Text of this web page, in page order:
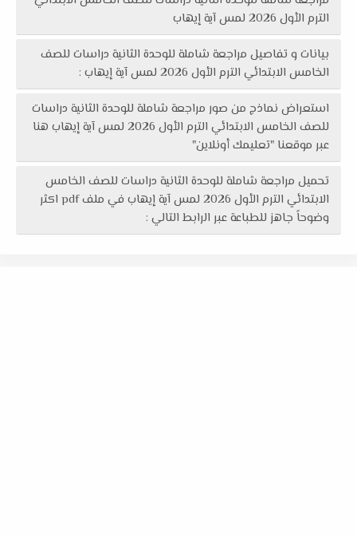
الترم الأول 2026 لمس آية إيهاب
بيانات و تفاصيل مراجعة شاملة للوحدة الثانية دراسات للصف
الخامس الابتدائي الترم الأول 2026 لمس آية إيهاب :
استعراض نماذج من صور مراجعة شاملة للوحدة الثانية دراسات
للصف الخامس الابتدائي الترم الأول 2026 لمس آية إيهاب هنا
عبر موقعنا "تعليمك أونلاين"
تحميل مراجعة شاملة للوحدة الثانية دراسات للصف الخامس
الابتدائي الترم الأول 2026 لمس آية إيهاب في ملف pdf اكثر
وضوحاً جاهز للطباعة عبر الرابط التالي :